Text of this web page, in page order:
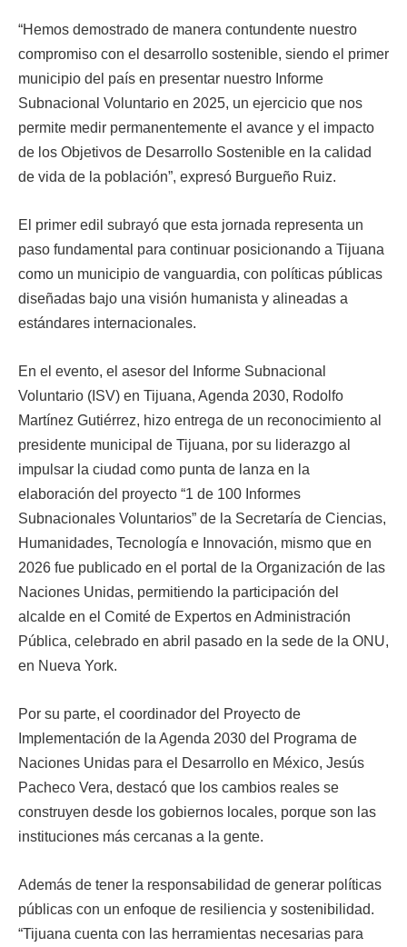
“Hemos demostrado de manera contundente nuestro
compromiso con el desarrollo sostenible, siendo el primer
municipio del país en presentar nuestro Informe
Subnacional Voluntario en 2025, un ejercicio que nos
permite medir permanentemente el avance y el impacto
de los Objetivos de Desarrollo Sostenible en la calidad
de vida de la población”, expresó Burgueño Ruiz.
El primer edil subrayó que esta jornada representa un
paso fundamental para continuar posicionando a Tijuana
como un municipio de vanguardia, con políticas públicas
diseñadas bajo una visión humanista y alineadas a
estándares internacionales.
En el evento, el asesor del Informe Subnacional
Voluntario (ISV) en Tijuana, Agenda 2030, Rodolfo
Martínez Gutiérrez, hizo entrega de un reconocimiento al
presidente municipal de Tijuana, por su liderazgo al
impulsar la ciudad como punta de lanza en la
elaboración del proyecto “1 de 100 Informes
Subnacionales Voluntarios” de la Secretaría de Ciencias,
Humanidades, Tecnología e Innovación, mismo que en
2026 fue publicado en el portal de la Organización de las
Naciones Unidas, permitiendo la participación del
alcalde en el Comité de Expertos en Administración
Pública, celebrado en abril pasado en la sede de la ONU,
en Nueva York.
Por su parte, el coordinador del Proyecto de
Implementación de la Agenda 2030 del Programa de
Naciones Unidas para el Desarrollo en México, Jesús
Pacheco Vera, destacó que los cambios reales se
construyen desde los gobiernos locales, porque son las
instituciones más cercanas a la gente.
Además de tener la responsabilidad de generar políticas
públicas con un enfoque de resiliencia y sostenibilidad.
“Tijuana cuenta con las herramientas necesarias para